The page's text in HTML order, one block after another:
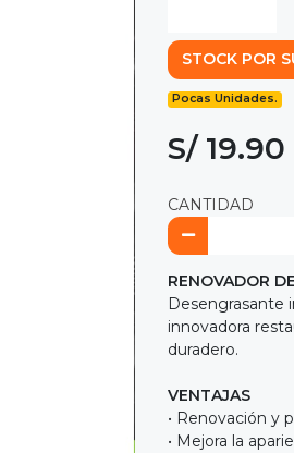
STOCK POR
Pocas Unidades.
S/ 19.90
CANTIDAD
RENOVADOR
Desengrasante
innovadora
duradero.
VENTAJAS
• Renovación y
• Mejora la